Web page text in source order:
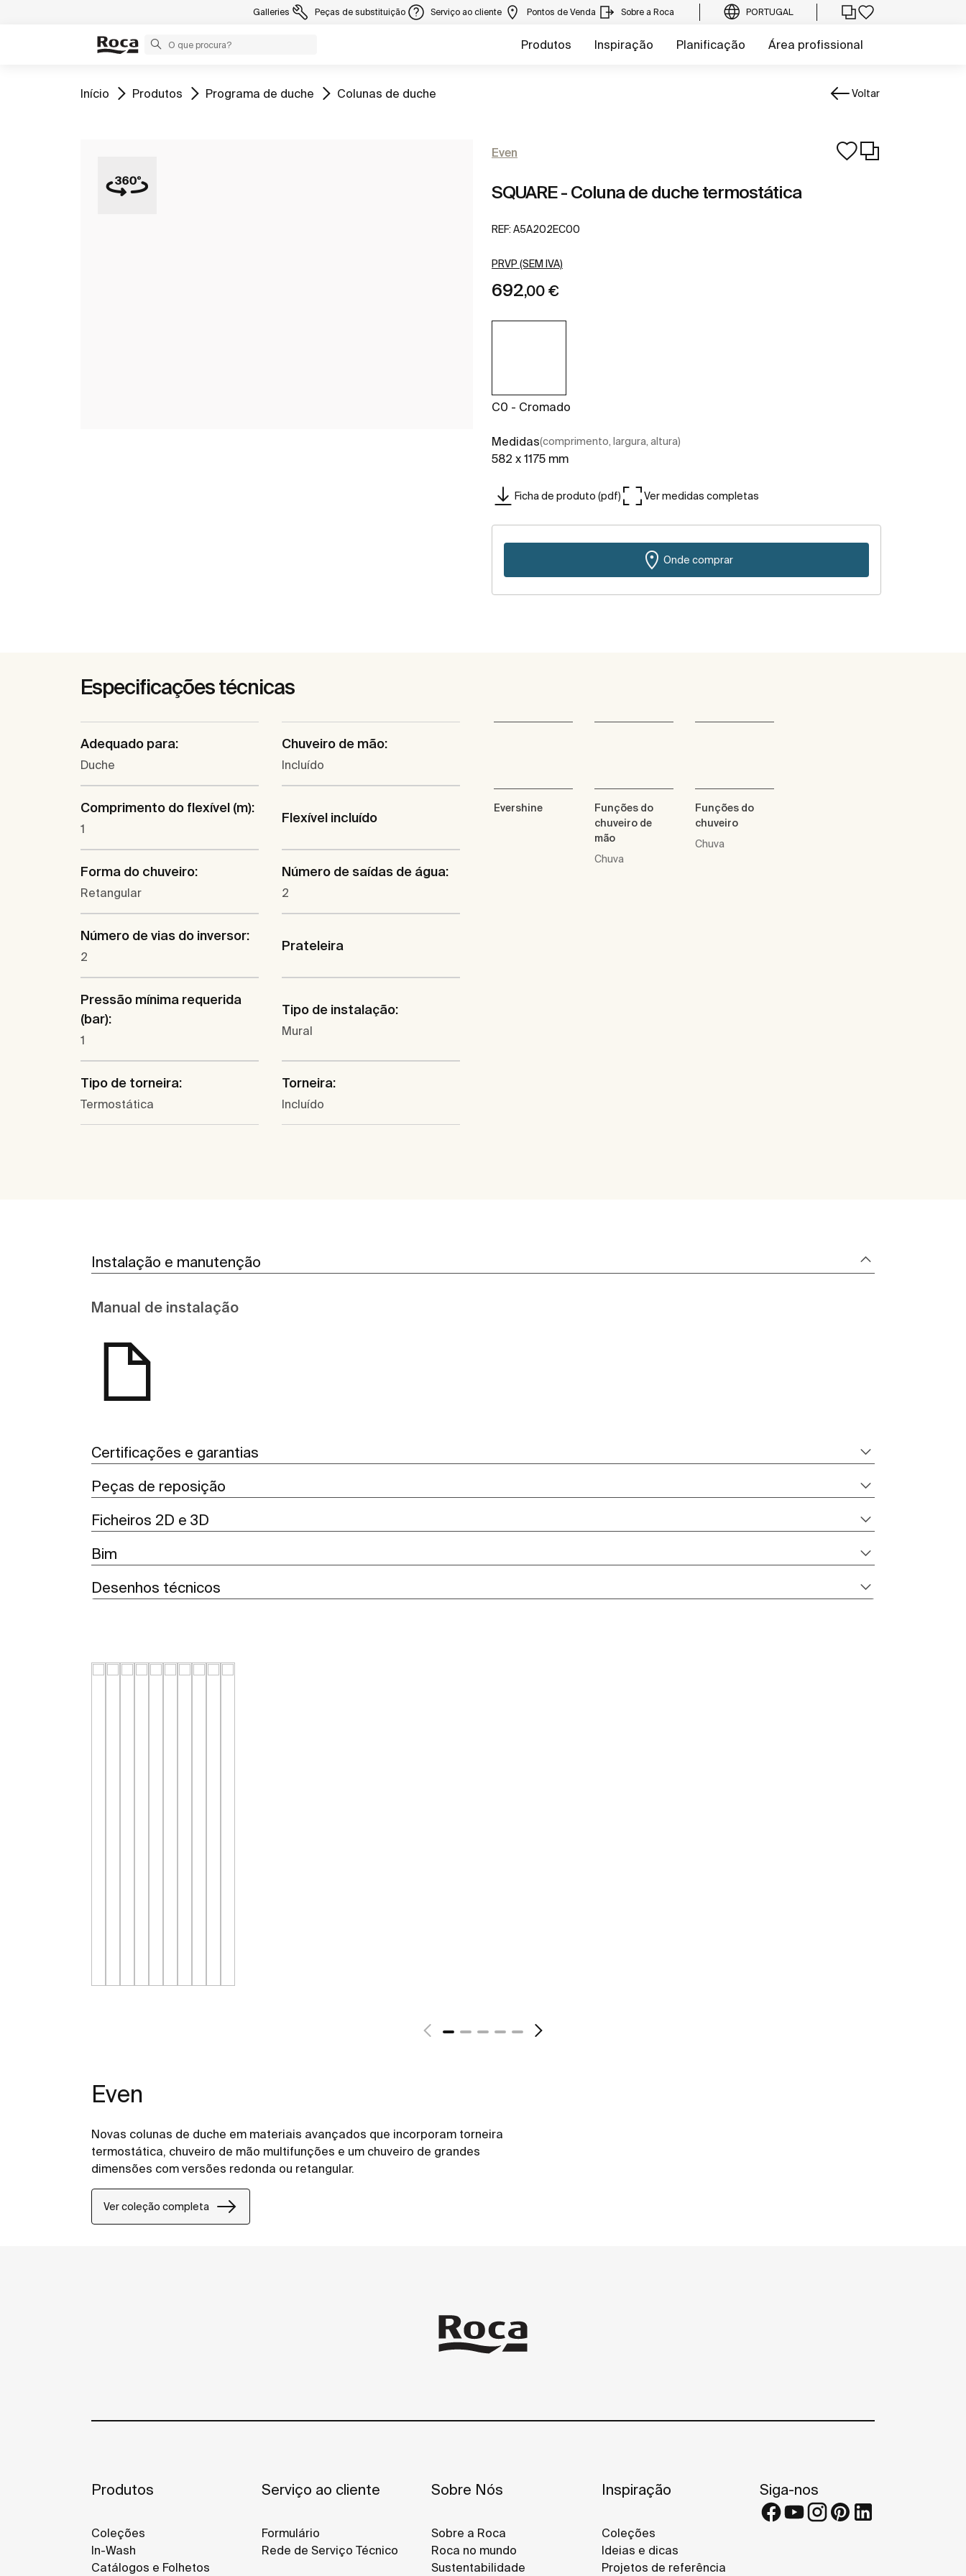
Galleries Peças de substituição Serviço ao cliente Pontos de Venda Sobre a Roca PORTUGAL
Produtos Inspiração Planificação Área profissional
Ir para
Início Ir para
Produtos Ir para
Programa de duche Ir para
Colunas de duche Voltar
Even
SQUARE - Coluna de duche termostática
REF: A5A202EC00
PRVP (SEM IVA)
692,00 €
C0 - Cromado
Medidas(comprimento, largura, altura)
582 x 1175 mm
Ficha de produto (pdf) Ver medidas completas
Onde comprar
Especificações técnicas
Adequado para:
Duche
Chuveiro de mão:
Incluído
Comprimento do flexível (m):
1
Flexível incluído
Forma do chuveiro:
Retangular
Número de saídas de água:
2
Número de vias do inversor:
2
Prateleira
Pressão mínima requerida
(bar):
1
Tipo de instalação:
Mural
Tipo de torneira:
Termostática
Torneira:
Incluído
Evershine
Funções do
chuveiro de
mão
Chuva
Funções do
chuveiro
Chuva
Instalação e manutenção
Manual de instalação
Certificações e garantias
Peças de reposição
Ficheiros 2D e 3D
Bim
Desenhos técnicos
Even
Novas colunas de duche em materiais avançados que incorporam torneira
termostática, chuveiro de mão multifunções e um chuveiro de grandes
dimensões com versões redonda ou retangular.
Ver coleção completa
Produtos
Coleções
In-Wash
Catálogos e Folhetos
Serviço ao cliente
Formulário
Rede de Serviço Técnico
Sobre Nós
Sobre a Roca
Roca no mundo
Sustentabilidade
Inspiração
Coleções
Ideias e dicas
Projetos de referência
Siga-nos